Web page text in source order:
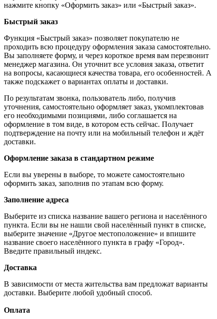
нажмите кнопку «Оформить заказ» или «Быстрый заказ».
Быстрый заказ
Функция «Быстрый заказ» позволяет покупателю не
проходить всю процедуру оформления заказа самостоятельно.
Вы заполняете форму, и через короткое время вам перезвонит
менеджер магазина. Он уточнит все условия заказа, ответит
на вопросы, касающиеся качества товара, его особенностей. А
также подскажет о вариантах оплаты и доставки.
По результатам звонка, пользователь либо, получив
уточнения, самостоятельно оформляет заказ, укомплектовав
его необходимыми позициями, либо соглашается на
оформление в том виде, в котором есть сейчас. Получает
подтверждение на почту или на мобильный телефон и ждёт
доставки.
Оформление заказа в стандартном режиме
Если вы уверены в выборе, то можете самостоятельно
оформить заказ, заполнив по этапам всю форму.
Заполнение адреса
Выберите из списка название вашего региона и населённого
пункта. Если вы не нашли свой населённый пункт в списке,
выберите значение «Другое местоположение» и впишите
название своего населённого пункта в графу «Город».
Введите правильный индекс.
Доставка
В зависимости от места жительства вам предложат варианты
доставки. Выберите любой удобный способ.
Оплата